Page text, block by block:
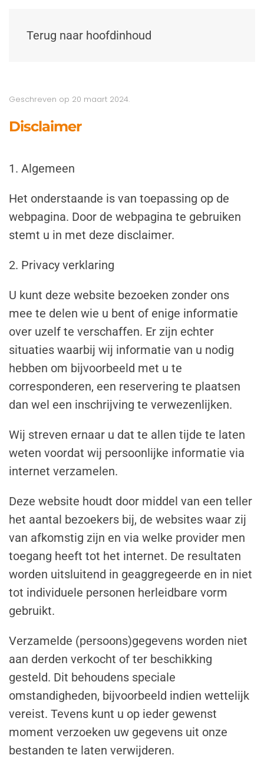
Terug naar hoofdinhoud
Geschreven op 20 maart 2024.
Disclaimer
1. Algemeen
Het onderstaande is van toepassing op de
webpagina. Door de webpagina te gebruiken
stemt u in met deze disclaimer.
2. Privacy verklaring
U kunt deze website bezoeken zonder ons
mee te delen wie u bent of enige informatie
over uzelf te verschaffen. Er zijn echter
situaties waarbij wij informatie van u nodig
hebben om bijvoorbeeld met u te
corresponderen, een reservering te plaatsen
dan wel een inschrijving te verwezenlijken.
Wij streven ernaar u dat te allen tijde te laten
weten voordat wij persoonlijke informatie via
internet verzamelen.
Deze website houdt door middel van een teller
het aantal bezoekers bij, de websites waar zij
van afkomstig zijn en via welke provider men
toegang heeft tot het internet. De resultaten
worden uitsluitend in geaggregeerde en in niet
tot individuele personen herleidbare vorm
gebruikt.
Verzamelde (persoons)gegevens worden niet
aan derden verkocht of ter beschikking
gesteld. Dit behoudens speciale
omstandigheden, bijvoorbeeld indien wettelijk
vereist. Tevens kunt u op ieder gewenst
moment verzoeken uw gegevens uit onze
bestanden te laten verwijderen.